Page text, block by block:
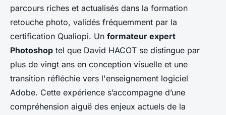
parcours riches et actualisés dans la formation
retouche photo, validés fréquemment par la
certification Qualiopi. Un formateur expert
Photoshop tel que David HACOT se distingue par
plus de vingt ans en conception visuelle et une
transition réfléchie vers l'enseignement logiciel
Adobe. Cette expérience s’accompagne d’une
compréhension aiguë des enjeux actuels de la